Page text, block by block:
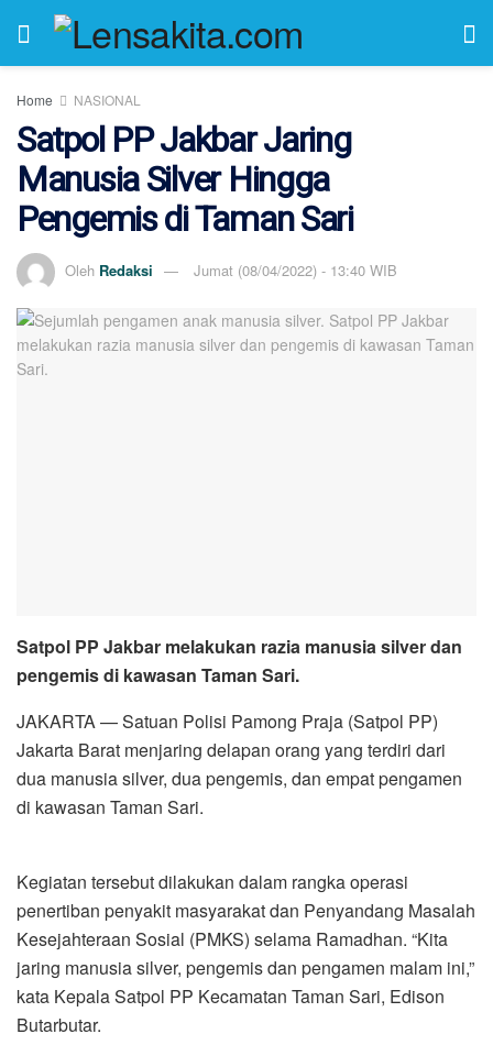
Home NASIONAL
Satpol PP Jakbar Jaring
Manusia Silver Hingga
Pengemis di Taman Sari
Oleh Redaksi Jumat (08/04/2022) - 13:40 WIB
Satpol PP Jakbar melakukan razia manusia silver dan
pengemis di kawasan Taman Sari.
JAKARTA — Satuan Polisi Pamong Praja (Satpol PP)
Jakarta Barat menjaring delapan orang yang terdiri dari
dua manusia silver, dua pengemis, dan empat pengamen
di kawasan Taman Sari.
Kegiatan tersebut dilakukan dalam rangka operasi
penertiban penyakit masyarakat dan Penyandang Masalah
Kesejahteraan Sosial (PMKS) selama Ramadhan. “Kita
jaring manusia silver, pengemis dan pengamen malam ini,”
kata Kepala Satpol PP Kecamatan Taman Sari, Edison
Butarbutar.